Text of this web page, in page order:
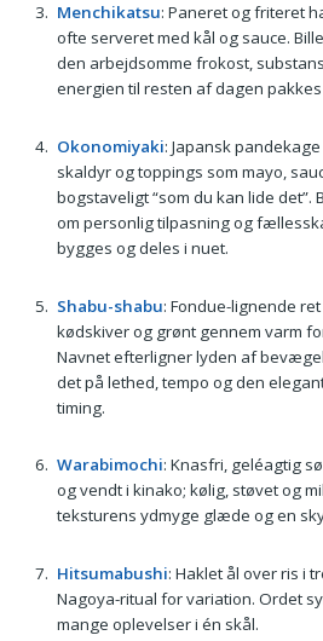
Menchikatsu: Paneret og friteret
ofte serveret med kål og sauce.
den arbejdsomme frokost,
energien til resten af dagen
Okonomiyaki: Japansk
skaldyr og toppings som mayo,
bogstaveligt “som du kan lide det”.
om personlig tilpasning og
bygges og deles i nuet.
Shabu-shabu: Fondue-lignende
kødskiver og grønt gennem varm
Navnet efterligner lyden af
det på lethed, tempo og den
timing.
Warabimochi: Knasfri, geléagtig
og vendt i kinako; kølig, støvet og
teksturens ydmyge glæde og en
Hitsumabushi: Haklet ål over ris i
Nagoya-ritual for variation. Ordet
mange oplevelser i én skål.